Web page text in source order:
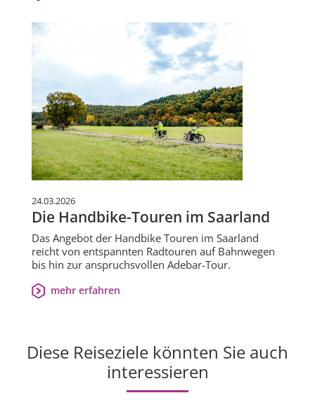
24.03.2026
Die Handbike-Touren im Saarland
Das Angebot der Handbike Touren im Saarland
reicht von entspannten Radtouren auf Bahnwegen
bis hin zur anspruchsvollen Adebar-Tour.
mehr erfahren
Diese Reiseziele könnten Sie auch
interessieren